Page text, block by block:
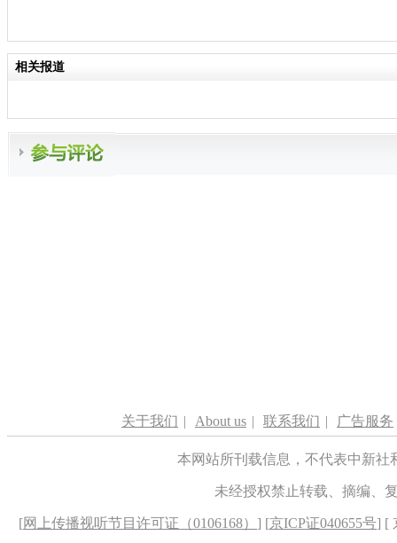
相关报道
关于我们 | About us | 联系我们 | 广告服务
本网站所刊载信息，不代表中新
未经授权禁止转载、摘编、
[网上传播视听节目许可证（0106168） ] [京ICP证040655号] [